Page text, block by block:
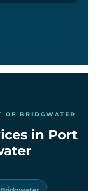
OF BRIDGWATER
in Port